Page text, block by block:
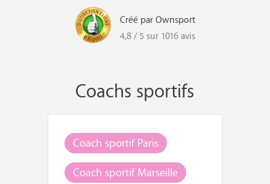
Créé par Ownsport
4,8 / 5 sur 1016 avis
Coachs sportifs
Coach sportif Paris
Coach sportif Marseille